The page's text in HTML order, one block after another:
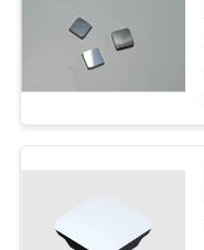
Elmas
Taşları